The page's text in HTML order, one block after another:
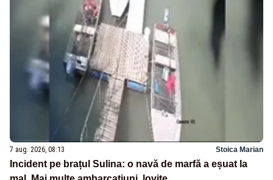
7 aug. 2026, 08:13 Stoica Marian
Incident pe brațul Sulina: o navă de marfă a eșuat la